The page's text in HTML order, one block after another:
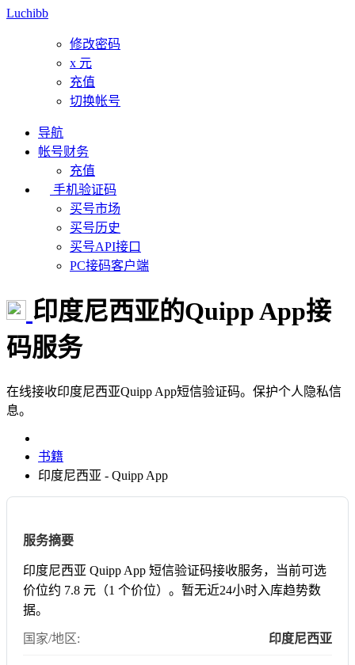
Luchibb
修改密码
x 元
充值
切换帐号
导航
帐号财务
充值
手机验证码
买号市场
买号历史
买号API接口
PC接码客户端
印度尼西亚的Quipp App接
码服务
在线接收印度尼西亚Quipp App短信验证码。保护个人隐私信
息。
书籍
印度尼西亚 - Quipp App
服务摘要
印度尼西亚 Quipp App 短信验证码接收服务，当前可选
价位约 7.8 元（1 个价位）。暂无近24小时入库趋势数
据。
国家/地区: 印度尼西亚